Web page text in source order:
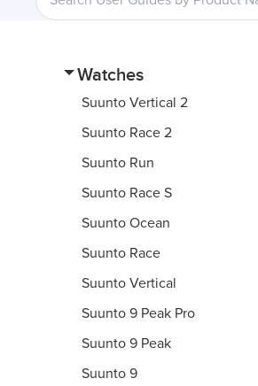
Watches
Suunto Vertical 2
Suunto Race 2
Suunto Run
Suunto Race S
Suunto Ocean
Suunto Race
Suunto Vertical
Suunto 9 Peak Pro
Suunto 9 Peak
Suunto 9